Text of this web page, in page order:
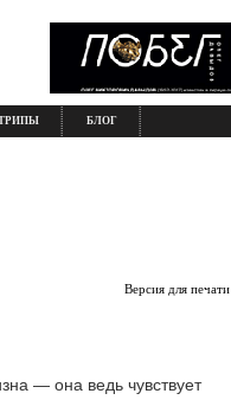
БЛОГ
Версия для печати
— она ведь чувствует